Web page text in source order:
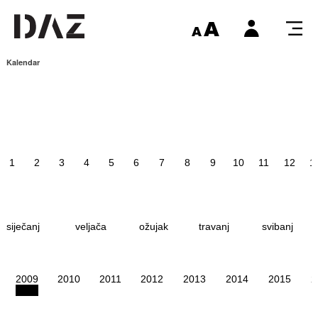
Kalendar
1 2 3 4 5 6 7 8 9 10 11 12
siječanj veljača ožujak travanj svibanj
2009 2010 2011 2012 2013 2014 2015